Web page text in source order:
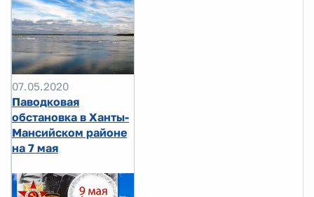
07.05.2020
Паводковая
обстановка в Ханты-
Мансийском районе
на 7 мая